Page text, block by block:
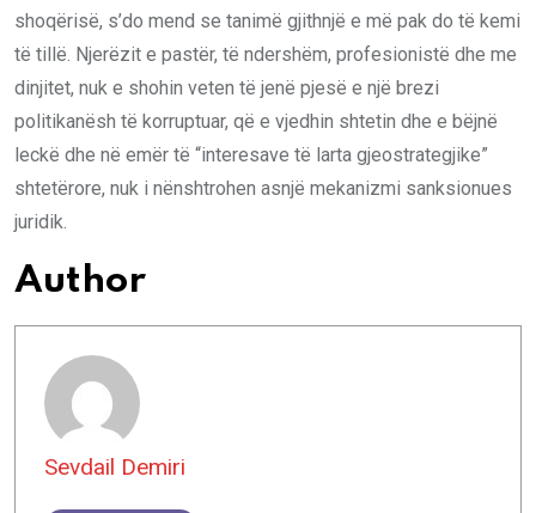
shoqërisë, s’do mend se tanimë gjithnjë e më pak do të kemi
të tillë. Njerëzit e pastër, të ndershëm, profesionistë dhe me
dinjitet, nuk e shohin veten të jenë pjesë e një brezi
politikanësh të korruptuar, që e vjedhin shtetin dhe e bëjnë
leckë dhe në emër të “interesave të larta gjeostrategjike”
shtetërore, nuk i nënshtrohen asnjë mekanizmi sanksionues
juridik.
Author
Sevdail Demiri